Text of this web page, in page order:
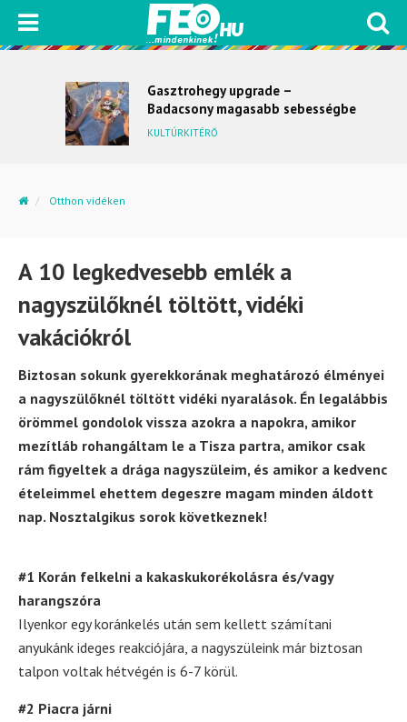
Gasztrohegy upgrade –
Badacsony magasabb sebességbe
kapcsol
KULTÚRKITÉRŐ
Otthon vidéken
A 10 legkedvesebb emlék a
nagyszülőknél töltött, vidéki
vakációkról
Biztosan sokunk gyerekkorának meghatározó élményei
a nagyszülőknél töltött vidéki nyaralások. Én legalábbis
örömmel gondolok vissza azokra a napokra, amikor
mezítláb rohangáltam le a Tisza partra, amikor csak
rám figyeltek a drága nagyszüleim, és amikor a kedvenc
ételeimmel ehettem degeszre magam minden áldott
nap. Nosztalgikus sorok következnek!
#1 Korán felkelni a kakaskukorékolásra és/vagy
harangszóra
Ilyenkor egy koránkelés után sem kellett számítani
anyukánk ideges reakciójára, a nagyszüleink már biztosan
talpon voltak hétvégén is 6-7 körül.
#2 Piacra járni